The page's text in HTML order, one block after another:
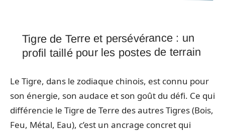
Tigre de Terre et persévérance : un
profil taillé pour les postes de terrain
Le Tigre, dans le zodiaque chinois, est connu pour
son énergie, son audace et son goût du défi. Ce qui
différencie le Tigre de Terre des autres Tigres (Bois,
Feu, Métal, Eau), c’est un ancrage concret qui